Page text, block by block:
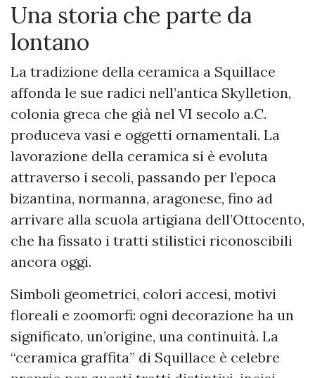
Una storia che parte da
lontano
La tradizione della ceramica a Squillace
affonda le sue radici nell’antica Skylletion,
colonia greca che già nel VI secolo a.C.
produceva vasi e oggetti ornamentali. La
lavorazione della ceramica si è evoluta
attraverso i secoli, passando per l’epoca
bizantina, normanna, aragonese, fino ad
arrivare alla scuola artigiana dell’Ottocento,
che ha fissato i tratti stilistici riconoscibili
ancora oggi.
Simboli geometrici, colori accesi, motivi
floreali e zoomorfi: ogni decorazione ha un
significato, un’origine, una continuità. La
“ceramica graffita” di Squillace è celebre